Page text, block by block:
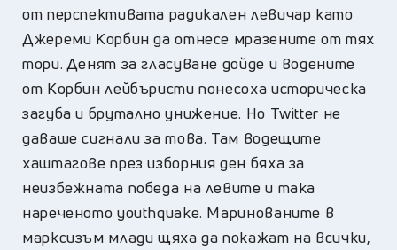
от перспективата радикален левичар като
Джереми Корбин да отнесе мразените от тях
тори. Денят за гласуване дойде и водените
от Корбин лейбъристи понесоха историческа
загуба и брутално унижение. Но Twitter не
даваше сигнали за това. Там водещите
хаштагове през изборния ден бяха за
неизбежната победа на левите и така
нареченото youthquake. Маринованите в
марксизъм млади щяха да покажат на всички,